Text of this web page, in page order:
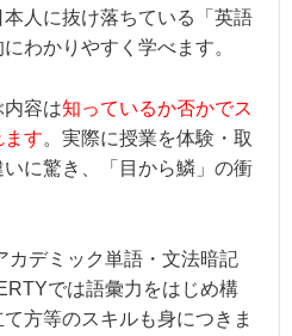
人に抜け落ちている「英語
わかりやすく学べます。
容は知っているか否かでス
ます。実際に授業を体験・取
に驚き、「目から鱗」の衝
カデミック単語・文法暗記
では語彙力をはじめ構
方等のスキルも身につきま